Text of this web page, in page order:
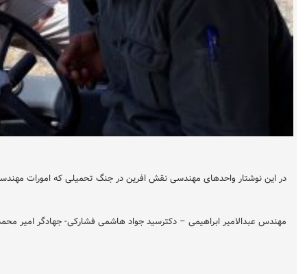
در این نوشتار واحدهای مهندسی نقش افرین در جنگ تحمیلی که امورات
مهندس عبدالامیر ابراهیمی – دکترسید جواد هاشمی فشارکی- جهادگر امیر